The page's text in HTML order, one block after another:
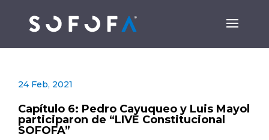
24 Feb, 2021
Capítulo 6: Pedro Cayuqueo y Luis Mayol
participaron de “LIVE Constitucional
SOFOFA”